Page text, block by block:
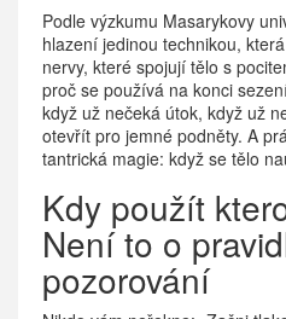
Podle výzkumu Masarykovy
hlazení jedinou technikou,
nervy, které spojují tělo s
proč se používá na konci
když už nečeká útok, když už
otevřít pro jemné podněty. A
tantrická magie: když se tělo
Kdy použít
Není to o
pozorování